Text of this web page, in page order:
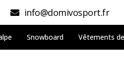
info@domivosport.fr
Snowboard Vêtements